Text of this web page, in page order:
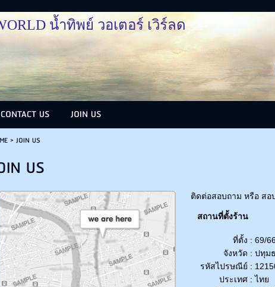
น้ำทิพย์ วอเตอร์ เวิร์ลด
CONTACT US JOIN US
> JOIN US
US
ติดต่อสอบถาม หรือ ส
สถานที่ตั้งร้าน
ที่ตั้ง : 69/
จังหวัด : ปทุม
รหัสไปรษณีย์ :
ประเทศ : ไทย